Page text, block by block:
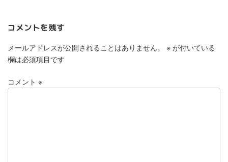
コメントを残す
メールアドレスが公開されることはありません。 ※ が付いている
欄は必須項目です
コメント ※